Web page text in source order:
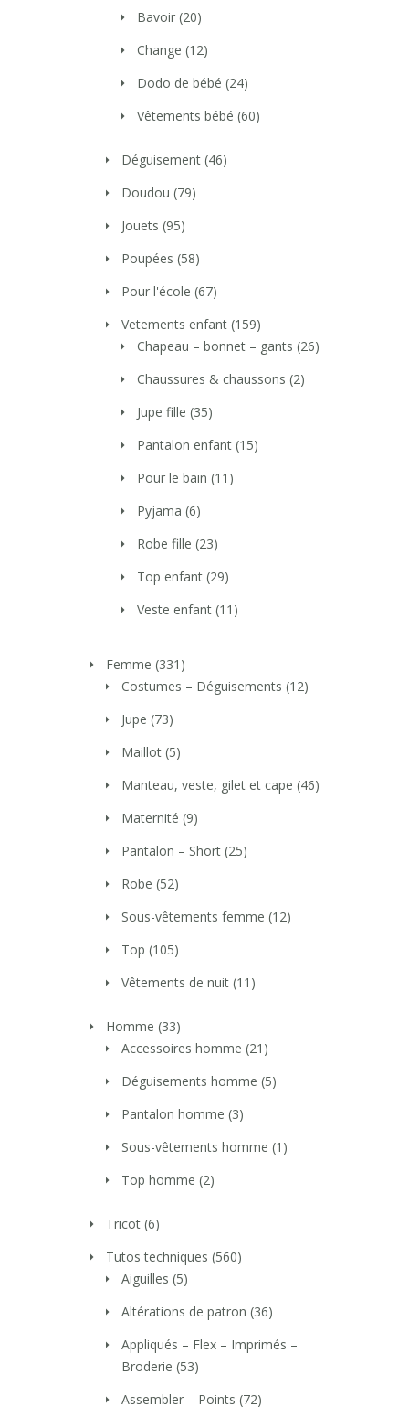
Bavoir (20)
Change (12)
Dodo de bébé (24)
Vêtements bébé (60)
Déguisement (46)
Doudou (79)
Jouets (95)
Poupées (58)
Pour l'école (67)
Vetements enfant (159)
Chapeau – bonnet – gants (26)
Chaussures & chaussons (2)
Jupe fille (35)
Pantalon enfant (15)
Pour le bain (11)
Pyjama (6)
Robe fille (23)
Top enfant (29)
Veste enfant (11)
Femme (331)
Costumes – Déguisements (12)
Jupe (73)
Maillot (5)
Manteau, veste, gilet et cape (46)
Maternité (9)
Pantalon – Short (25)
Robe (52)
Sous-vêtements femme (12)
Top (105)
Vêtements de nuit (11)
Homme (33)
Accessoires homme (21)
Déguisements homme (5)
Pantalon homme (3)
Sous-vêtements homme (1)
Top homme (2)
Tricot (6)
Tutos techniques (560)
Aiguilles (5)
Altérations de patron (36)
Appliqués – Flex – Imprimés –
Broderie (53)
Assembler – Points (72)